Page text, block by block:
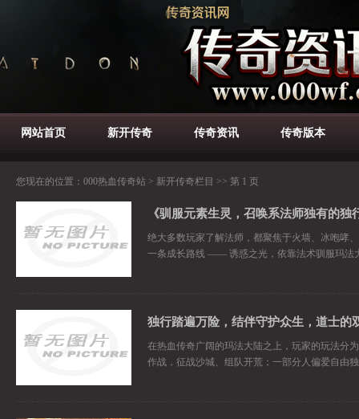
网站首页 新开传奇 传奇资讯 传奇版本
您现在的位置： 000热血传奇站 > 新开传奇栏目 >> 第 1 页
《驯服元素生灵，召唤系法师独有的独
绝大多数玩家了解法师，都聚焦于火墙、冰咆哮
一条成长路线 —— 诱惑之光，依靠法术驯服玛法
独行踏遍万险，结伴守护众生，道士的
在热血传奇广阔的玛法大陆之上，玩家的玩法分
作战，征战沙城、组队开荒；一部分人偏爱自由